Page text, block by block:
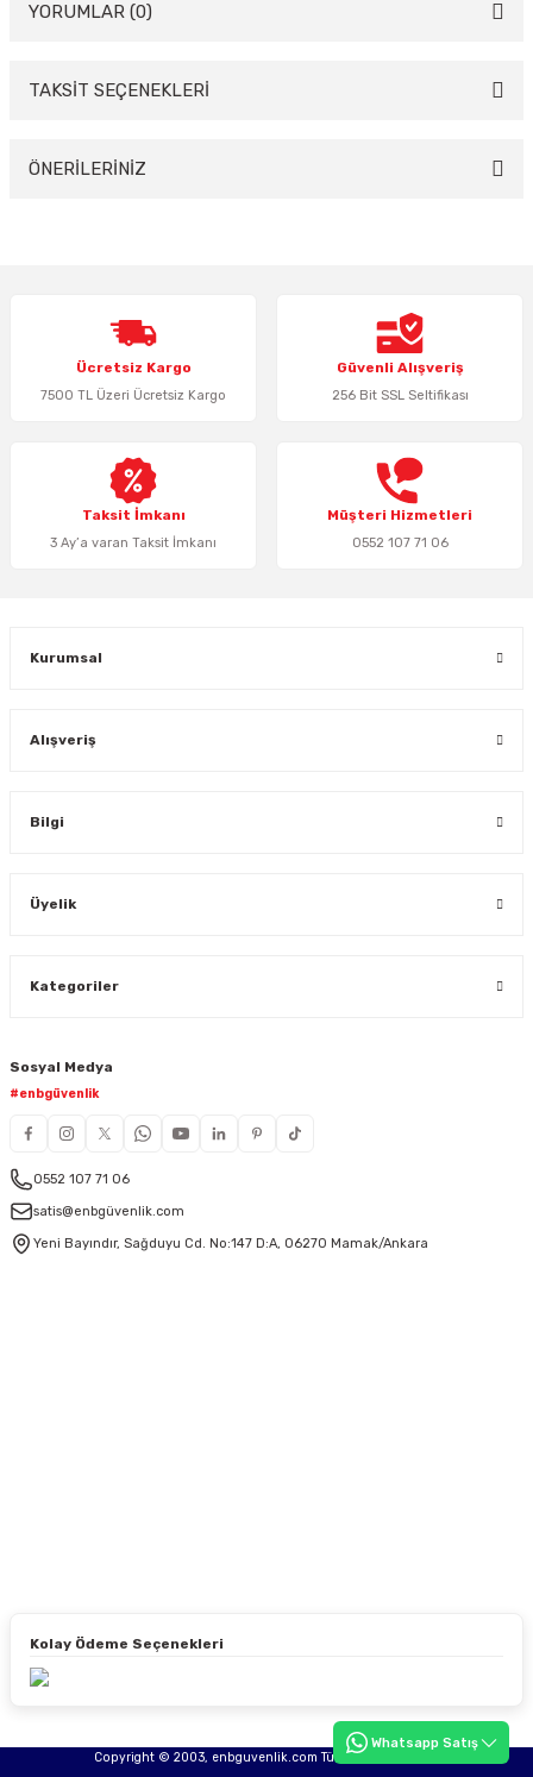
YORUMLAR (0)
Bu ürüne ilk yorumu siz yapın!
TAKSİT SEÇENEKLERİ
ÖNERİLERİNİZ
Ürün resmi kalitesiz, bozuk veya görüntülenemiyor.
Ürün açıklamasında eksik bilgiler bulunuyor.
Ürün bilgilerinde hatalar bulunuyor.
Bu ürüne benzer farklı alternatifler olmalı.
Ücretsiz Kargo
7500 TL Üzeri Ücretsiz Kargo
Güvenli Alışveriş
256 Bit SSL Seltifikası
Taksit İmkanı
3 Ay’a varan Taksit İmkanı
Müşteri Hizmetleri
0552 107 71 06
Kurumsal
Alışveriş
Bilgi
Üyelik
Kategoriler
Sosyal Medya
#enbgüvenlik
0552 107 71 06
satis@enbgüvenlik.com
Yeni Bayındır, Sağduyu Cd. No:147 D:A, 06270 Mamak/Ankara
Kolay Ödeme Seçenekleri
Copyright © 2003, enbguvenlik.com Tüm hakları saklıdır.
Whatsapp Satış